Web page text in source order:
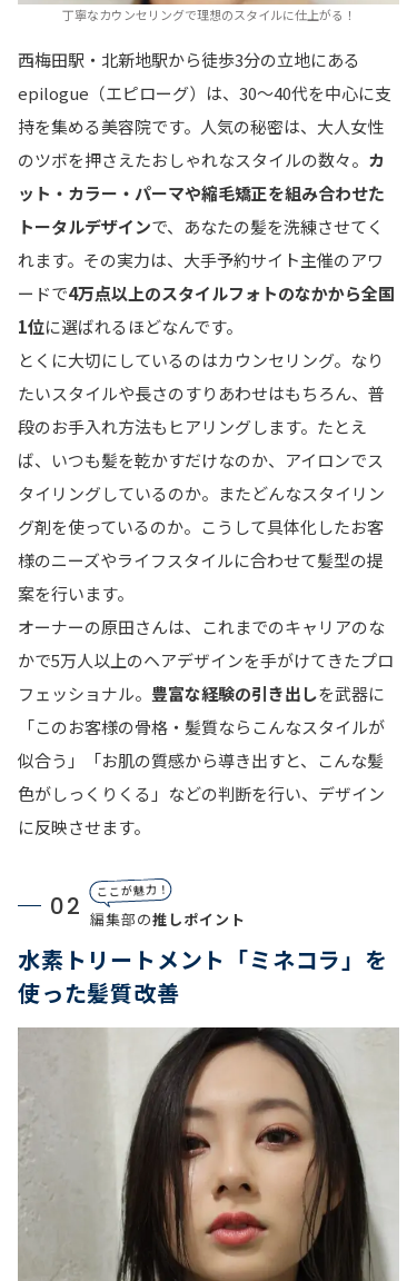
丁寧なカウンセリングで理想のスタイルに仕上がる！
西梅田駅・北新地駅から徒歩3分の立地にある
epilogue（エピローグ）は、30〜40代を中心に支
持を集める美容院です。人気の秘密は、大人女性
のツボを押さえたおしゃれなスタイルの数々。 カ
ット・カラー・パーマや縮毛矯正を組み合わせた
トータルデザインで、あなたの髪を洗練させてく
れます。その実力は、大手予約サイト主催のアワ
ードで4万点以上のスタイルフォトのなかから全国
1位に選ばれるほどなんです。
とくに大切にしているのはカウンセリング。なり
たいスタイルや長さのすりあわせはもちろん、普
段のお手入れ方法もヒアリングします。たとえ
ば、いつも髪を乾かすだけなのか、アイロンでス
タイリングしているのか。またどんなスタイリン
グ剤を使っているのか。こうして具体化したお客
様のニーズやライフスタイルに合わせて髪型の提
案を行います。
オーナーの原田さんは、これまでのキャリアのな
かで5万人以上のヘアデザインを手がけてきたプロ
フェッショナル。 豊富な経験の引き出しを武器に
「このお客様の骨格・髪質ならこんなスタイルが
似合う」「お肌の質感から導き出すと、こんな髪
色がしっくりくる」などの判断を行い、デザイン
に反映させます。
02
ここが魅力！
編集部の推しポイント
水素トリートメント「ミネコラ」を
使った髪質改善